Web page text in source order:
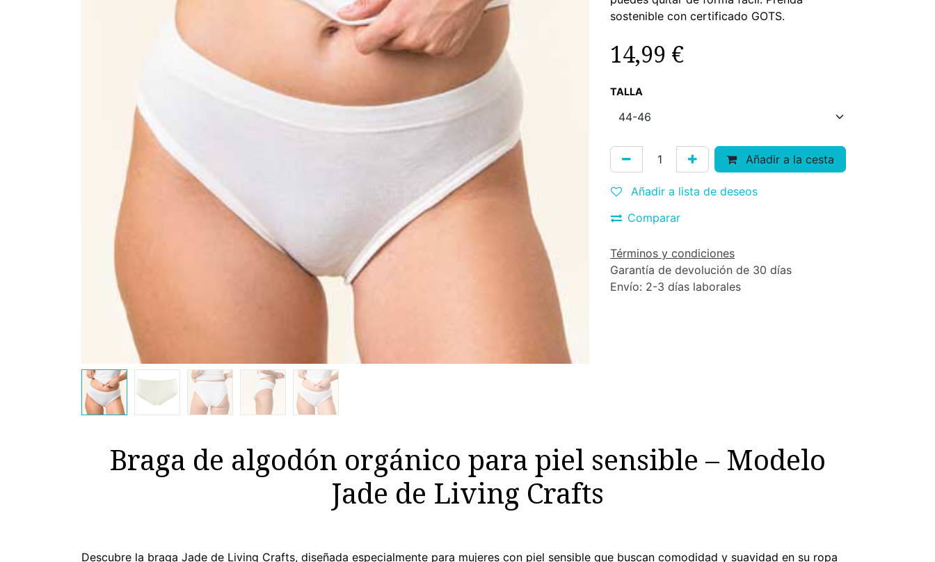
sostenible con certificado GOTS.
14,99 €
TALLA
Añadir a la cesta
Añadir a lista de deseos
Comparar
Términos y condiciones
Garantía de devolución de 30 días
Envío: 2-3 días laborales
Braga de algodón orgánico para piel sensible – Modelo
Jade de Living Crafts
Descubre la braga Jade de Living Crafts, diseñada especialmente para mujeres con piel sensible que buscan comodidad y suavidad en su ropa